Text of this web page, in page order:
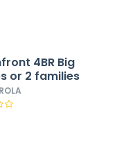
4BR Big
or 2 families